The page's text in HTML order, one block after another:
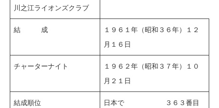
川之江ライオンズクラブ
結 成
１９６１年（昭和３６年）１２
月１６日
チャーターナイト
１９６２年（昭和３７年）１０
月２１日
結成順位 日本で ３６３番目